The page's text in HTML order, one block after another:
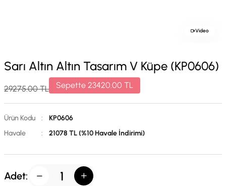
Video
Sarı Altın Altın Tasarım V Küpe (KP0606)
29275.00TL Sepette 23420.00 TL
Ürün Kodu :
KP0606
Havale
: 21078 TL (%10 Havale İndirimi)
Adet: